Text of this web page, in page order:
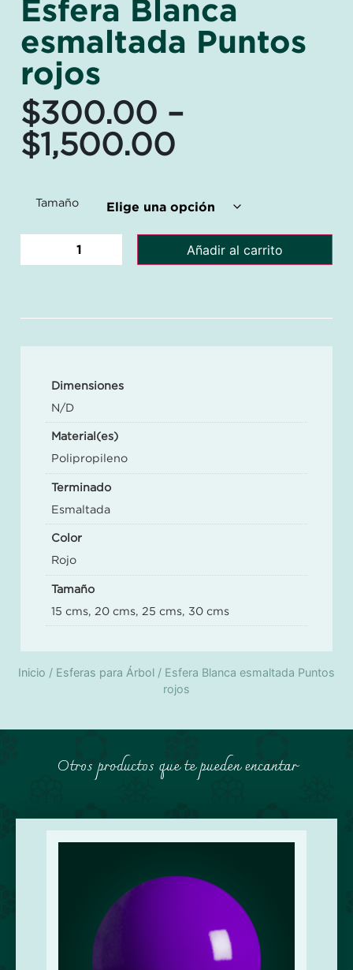
Esfera Blanca
esmaltada Puntos
rojos
$300.00 –
$1,500.00
Tamaño
Añadir al carrito
Dimensiones
N/D
Material(es)
Polipropileno
Terminado
Esmaltada
Color
Rojo
Tamaño
15 cms, 20 cms, 25 cms, 30 cms
Inicio / Esferas para Árbol / Esfera Blanca esmaltada Puntos
rojos
Otros productos que te pueden encantar